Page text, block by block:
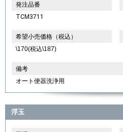
発注品番
TCM3711
希望小売価格（税込）
\170(税込\187)
備考
オート便器洗浄用
浮玉